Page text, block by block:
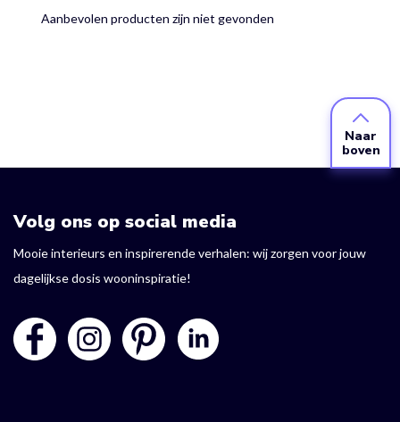
Aanbevolen producten zijn niet gevonden
Naar
boven
Volg ons op social media
Mooie interieurs en inspirerende verhalen: wij zorgen voor jouw
dagelijkse dosis wooninspiratie!